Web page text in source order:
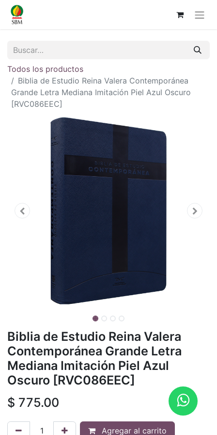
Todos los productos
Biblia de Estudio Reina Valera Contemporánea
Grande Letra Mediana Imitación Piel Azul Oscuro
[RVC086EEC]
Biblia de Estudio Reina Valera
Contemporánea Grande Letra
Mediana Imitación Piel Azul
Oscuro [RVC086EEC]
$ 775.00
Agregar al carrito